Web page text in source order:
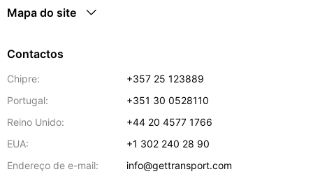
Mapa do site
Contactos
Chipre:
+357 25 123889
Portugal:
+351 30 0528110
Reino Unido:
+44 20 4577 1766
EUA:
+1 302 240 28 90
Endereço de e-mail:
info@gettransport.com